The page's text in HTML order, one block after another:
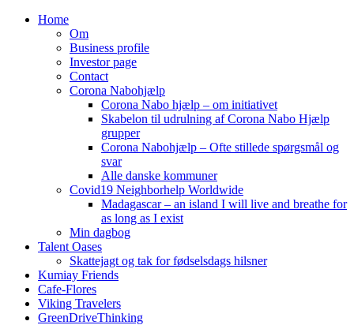
Home
Om
Business profile
Investor page
Contact
Corona Nabohjælp
Corona Nabo hjælp – om initiativet
Skabelon til udrulning af Corona Nabo Hjælp
grupper
Corona Nabohjælp – Ofte stillede spørgsmål og
svar
Alle danske kommuner
Covid19 Neighborhelp Worldwide
Madagascar – an island I will live and breathe for
as long as I exist
Min dagbog
Talent Oases
Skattejagt og tak for fødselsdags hilsner
Kumiay Friends
Cafe-Flores
Viking Travelers
GreenDriveThinking